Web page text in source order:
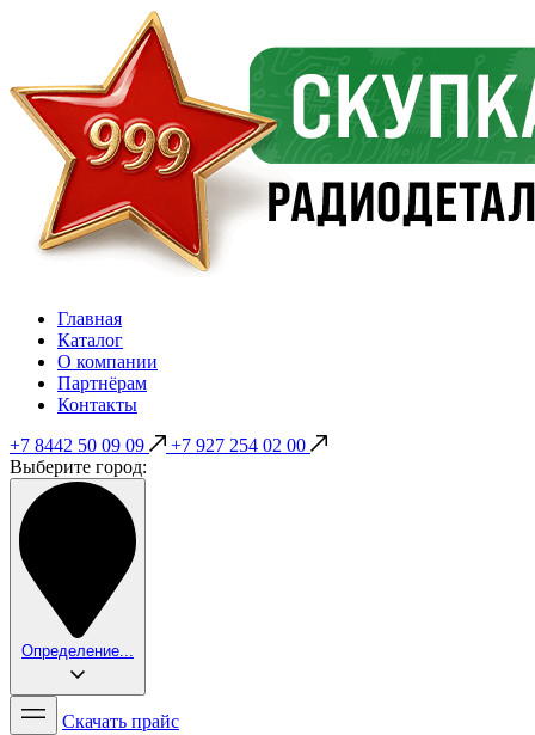
Главная
Каталог
О компании
Партнёрам
Контакты
+7 8442 50 09 09
+7 927 254 02 00
Выберите город:
Определение...
Скачать прайс